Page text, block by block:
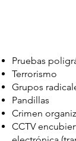
Pruebas
Terrorismo
Grupos
Pandillas
Crimen
CCTV